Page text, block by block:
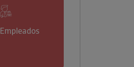
Empleados